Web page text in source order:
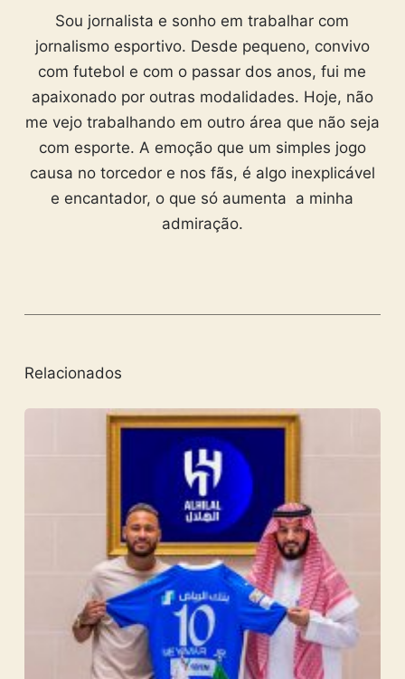
Sou jornalista e sonho em trabalhar com
jornalismo esportivo. Desde pequeno, convivo
com futebol e com o passar dos anos, fui me
apaixonado por outras modalidades. Hoje, não
me vejo trabalhando em outro área que não seja
com esporte. A emoção que um simples jogo
causa no torcedor e nos fãs, é algo inexplicável
e encantador, o que só aumenta a minha
admiração.
Relacionados